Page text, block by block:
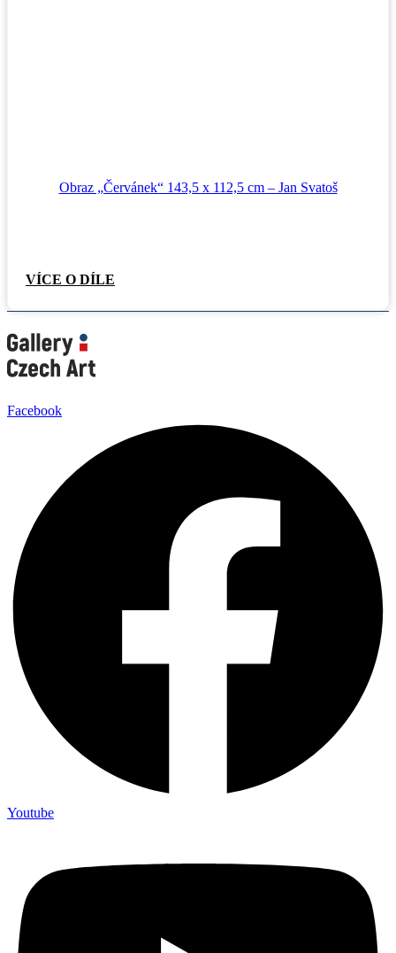
Obraz „Červánek“ 143,5 x 112,5 cm – Jan Svatoš
VÍCE O DÍLE
Facebook
Youtube